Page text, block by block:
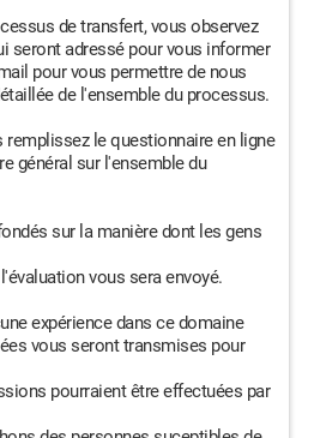
de transfert, vous observez
seront adressé pour vous informer
pour vous permettre de nous
de l'ensemble du processus.
remplissez le questionnaire en ligne
général sur l'ensemble du
sur la manière dont les gens
vous sera envoyé.
expérience dans ce domaine
vous seront transmises pour
pourraient être effectuées par